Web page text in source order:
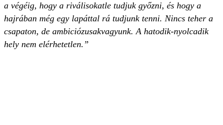
a végéig, hogy a riválisokatle tudjuk győzni, és hogy a
hajrában még egy lapáttal rá tudjunk tenni. Nincs teher a
csapaton, de ambiciózusakvagyunk. A hatodik-nyolcadik
hely nem elérhetetlen.”